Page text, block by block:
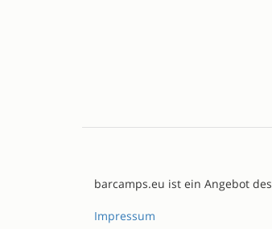
barcamps.eu ist ein Angebot des
Impressum